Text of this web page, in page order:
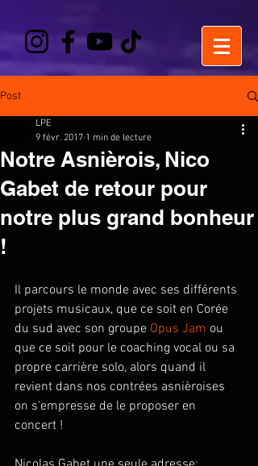
Post
Notre Asnièrois, Nico
Gabet de retour pour
notre plus grand bonheur
!
LPE
9 févr. 2017 1 min de lecture
Il parcours le monde avec ses différents
projets musicaux, que ce soit en Corée
du sud avec son groupe Opus Jam ou
que ce soit pour le coaching vocal ou sa
propre carrière solo, alors quand il
revient dans nos contrées asnièroises
on s'empresse de le proposer en
concert !